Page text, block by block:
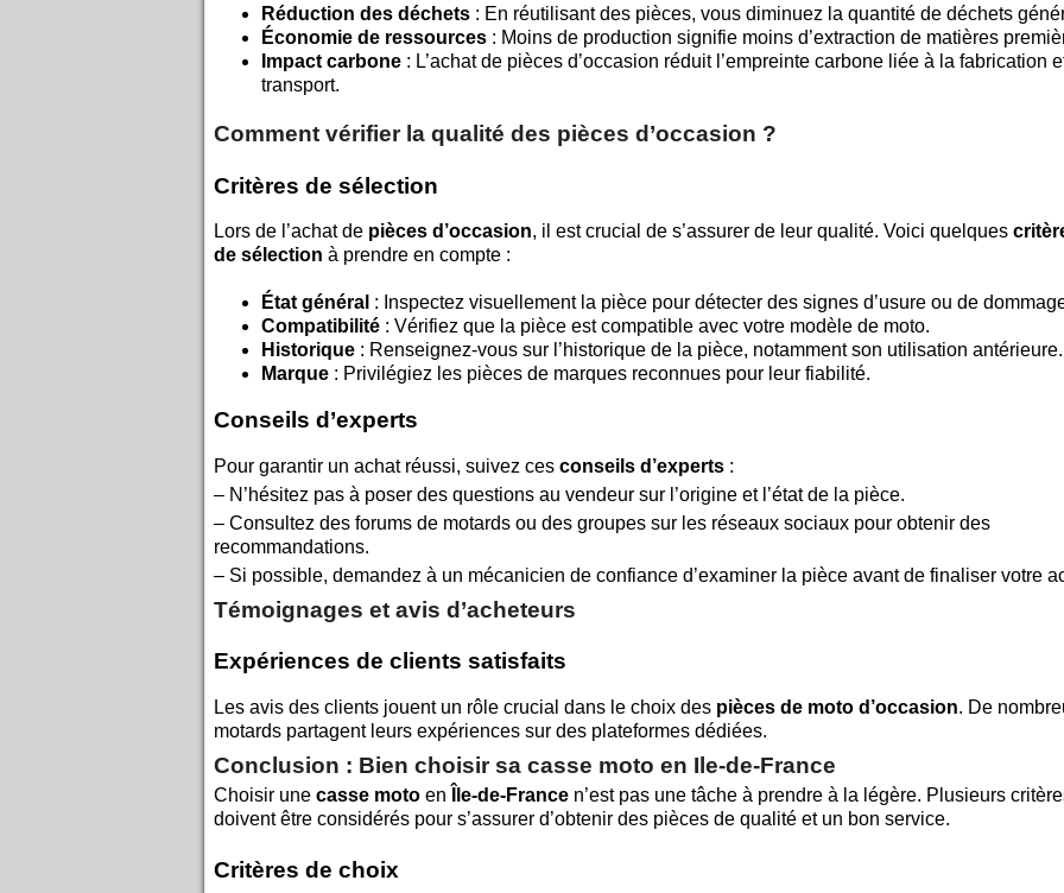
Réduction des déchets : En réutilisant des pièces, vous diminuez la quantité de déchets
Économie de ressources : Moins de production signifie moins d’extraction de matières
Impact carbone : L’achat de pièces d’occasion réduit l’empreinte carbone liée à la fabrication
transport.
Comment vérifier la qualité des pièces d’occasion ?
Critères de sélection
Lors de l’achat de pièces d’occasion, il est crucial de s’assurer de leur qualité. Voici quelques
de sélection à prendre en compte :
État général : Inspectez visuellement la pièce pour détecter des signes d’usure ou de
Compatibilité : Vérifiez que la pièce est compatible avec votre modèle de moto.
Historique : Renseignez-vous sur l’historique de la pièce, notamment son utilisation antérieure.
Marque : Privilégiez les pièces de marques reconnues pour leur fiabilité.
Conseils d’experts
Pour garantir un achat réussi, suivez ces conseils d’experts :
– N’hésitez pas à poser des questions au vendeur sur l’origine et l’état de la pièce.
– Consultez des forums de motards ou des groupes sur les réseaux sociaux pour obtenir des
recommandations.
– Si possible, demandez à un mécanicien de confiance d’examiner la pièce avant de finaliser votre
Témoignages et avis d’acheteurs
Expériences de clients satisfaits
Les avis des clients jouent un rôle crucial dans le choix des pièces de moto d’occasion. De
motards partagent leurs expériences sur des plateformes dédiées.
Conclusion : Bien choisir sa casse moto en Ile-de-France
Choisir une casse moto en Île-de-France n’est pas une tâche à prendre à la légère. Plusieurs
doivent être considérés pour s’assurer d’obtenir des pièces de qualité et un bon service.
Critères de choix